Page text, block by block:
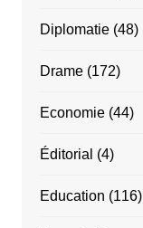
Diplomatie(48)
Drame(172)
Economie(44)
Éditorial (4)
Education (116)